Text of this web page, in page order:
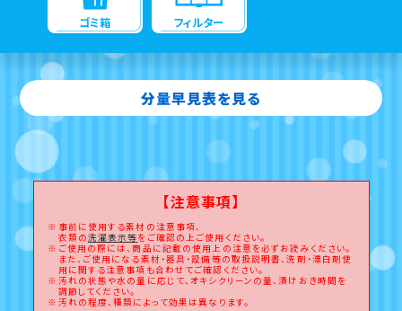
ゴミ箱 フィルター
分量早見表を見る
【注意事項】
事前に使用する素材の注意事項、
衣類の洗濯表示等をご確認の上ご使用ください。
ご使用の際には、商品に記載の使用上の注意を必ずお読みください。
また、ご使用になる素材・器具・設備等の取扱説明書、洗剤・漂白剤使
用に関する注意事項も合わせてご確認ください。
汚れの状態や水の量に応じて、オキシクリーンの量、漬けおき時間を
調節してください。
汚れの程度、種類によって効果は異なります。